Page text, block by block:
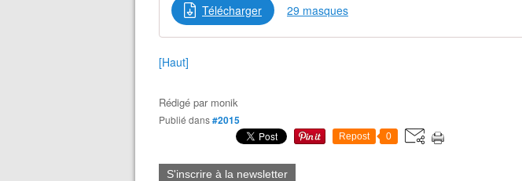
Télécharger 29 masques
[Haut]
Rédigé par monik
Publié dans#2015
Repost 0
S'inscrire à la newsletter